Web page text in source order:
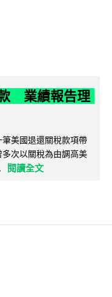
業績報告理
美國退還關稅款項帶
次以關稅為由調高美
閱讀全文